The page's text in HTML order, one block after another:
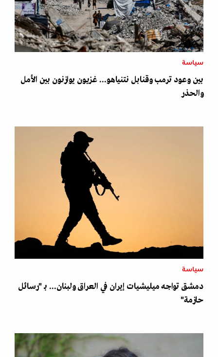
سياسة
بين وعود ترمب وقنابل نتنياهو... غزيون يوازنون بين الأمل
والحذر
سياسة
دمشق تواجه ميليشيات إيران في العراق ولبنان... بـ "رسائل
حازمة"